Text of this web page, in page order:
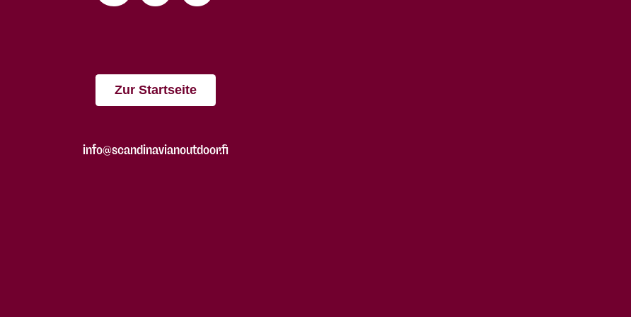
Zur Startseite
info@scandinavianoutdoor.fi